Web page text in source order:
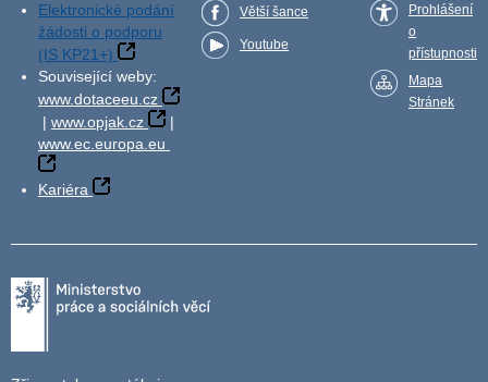
Elektronické podání
žádosti o podporu
(IS KP21+)
Související weby:
www.dotaceeu.cz
| www.opjak.cz
|
www.ec.europa.eu
Kariéra
Větší šance
Youtube
Prohlášení
o
přístupnosti
Mapa
Stránek